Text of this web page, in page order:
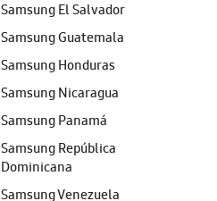
Samsung El Salvador
Samsung Guatemala
Samsung Honduras
Samsung Nicaragua
Samsung Panamá
Samsung República
Dominicana
Samsung Venezuela